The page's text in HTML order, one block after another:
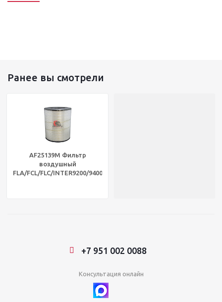
Ранее вы смотрели
AF25139M Фильтр
воздушный
FLA/FCL/FLC/INTER9200/9400
+7 951 002 0088
Консультация онлайн